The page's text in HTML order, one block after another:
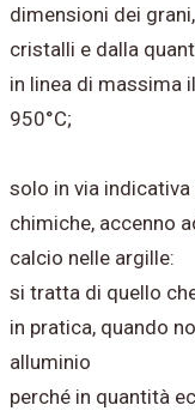
dimensioni dei
cristalli e dalla
in linea di massima
950°C;
solo in via
chimiche, accenno
calcio nelle argille:
si tratta di quello
in pratica, quando
alluminio
perché in quantità